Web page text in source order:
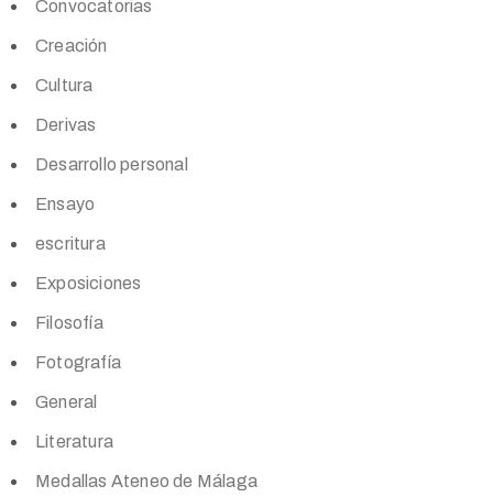
Convocatorias
Creación
Cultura
Derivas
Desarrollo personal
Ensayo
escritura
Exposiciones
Filosofía
Fotografía
General
Literatura
Medallas Ateneo de Málaga